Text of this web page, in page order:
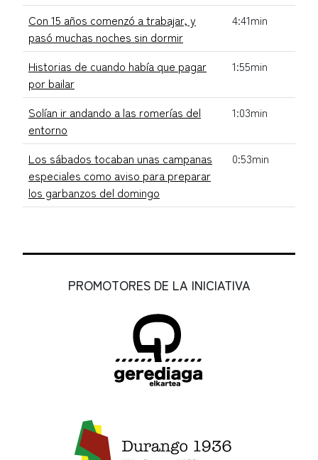
Con 15 años comenzó a trabajar, y
pasó muchas noches sin dormir
4:41min
Historias de cuando había que pagar
por bailar
1:55min
Solían ir andando a las romerías del
entorno
1:03min
Los sábados tocaban unas campanas
especiales como aviso para preparar
los garbanzos del domingo
0:53min
PROMOTORES DE LA INICIATIVA